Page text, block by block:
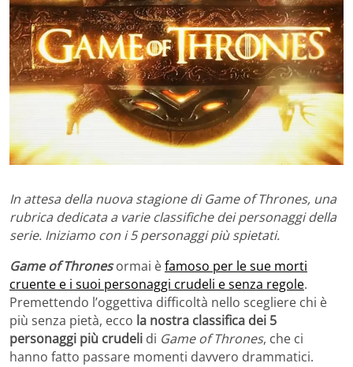
In attesa della nuova stagione di Game of Thrones, una
rubrica dedicata a varie classifiche dei personaggi della
serie. Iniziamo con i 5 personaggi più spietati.
Game of Thronesormai èfamoso per le sue morti
cruente e i suoi personaggi crudeli e senza regole.
Premettendo l’oggettiva difficoltà nello scegliere chi è
più senza pietà, ecco la nostra classifica dei 5
personaggi più crudeli di Game of Thrones, che ci
hanno fatto passare momenti davvero drammatici.